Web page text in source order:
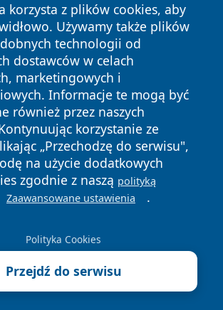
korzysta z plików cookies, aby
Używamy także plików
technologii od
dostawców w celach
marketingowych i
Informacje te mogą być
również przez naszych
korzystanie ze
„Przechodzę do serwisu",
na użycie dodatkowych
zgodnie z naszą polityką
Zaawansowane ustawienia .
Polityka Cookies
Przejdź do serwisu
portalzielonagora.pl Wszystkie prawa
Polityka
Prywatności
Polityka
Cookies